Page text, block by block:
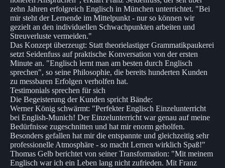
zehn Jahren erfolgreich Englisch in München unterrichtet. "Bei
mir steht der Lernende im Mittelpunkt - nur so können wir
gezielt an den individuellen Schwachpunkten arbeiten und
Streuverluste vermeiden."
Das Konzept überzeugt: Statt theorielastiger Grammatikpaukerei
setzt Seidenfuss auf praktische Konversation von der ersten
Minute an. "Englisch lernt man am besten durch Englisch
sprechen", so seine Philosophie, die bereits hunderten Kunden
zu messbaren Erfolgen verholfen hat.
Testimonials sprechen für sich
Die Begeisterung der Kunden spricht Bände:
Werner König schwärmt: "Perfekter Englisch Einzelunterricht
bei English-Munich! Der Einzelunterricht war genau auf meine
Bedürfnisse zugeschnitten und hat mir enorm geholfen.
Besonders gefallen hat mir die entspannte und gleichzeitig sehr
professionelle Atmosphäre - so macht Lernen wirklich Spaß!"
Thomas Gelb berichtet von seiner Transformation: "Mit meinem
Englisch war ich ein Leben lang nicht zufrieden. Mit Franz